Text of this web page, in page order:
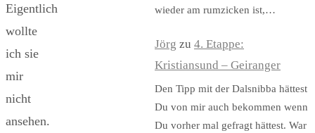
Eigentlich
wollte
ich sie
mir
nicht
ansehen.
wieder am rumzicken ist,…
Jörg zu 4. Etappe:
Kristiansund – Geiranger
Den Tipp mit der Dalsnibba hättest
Du von mir auch bekommen wenn
Du vorher mal gefragt hättest. War